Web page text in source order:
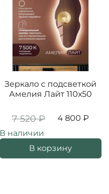
Зеркало с подсветкой
Амелия Лайт 110х50
7 520 ₽
4 800 ₽
В наличии
В корзину